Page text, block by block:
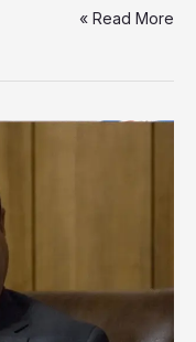
Read More »
کو
وارننگ